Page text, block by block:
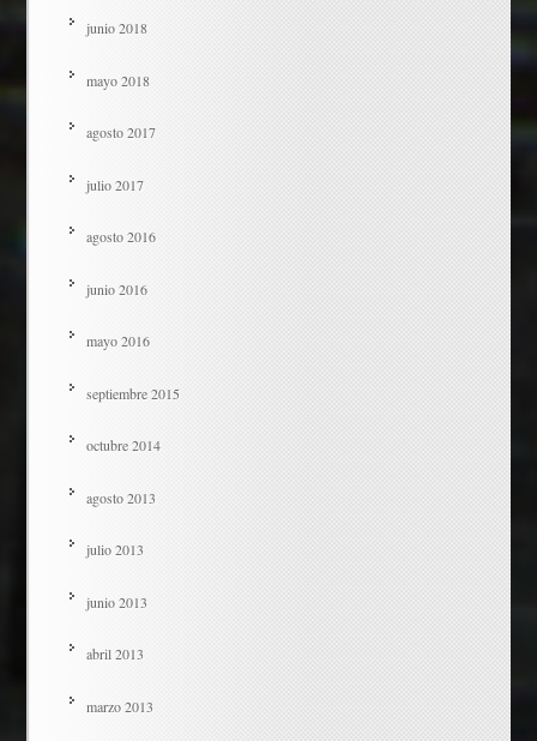
junio 2018
mayo 2018
agosto 2017
julio 2017
agosto 2016
junio 2016
mayo 2016
septiembre 2015
octubre 2014
agosto 2013
julio 2013
junio 2013
abril 2013
marzo 2013